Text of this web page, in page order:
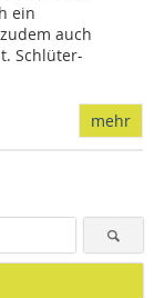
ein
auch
Schlüter-
mehr